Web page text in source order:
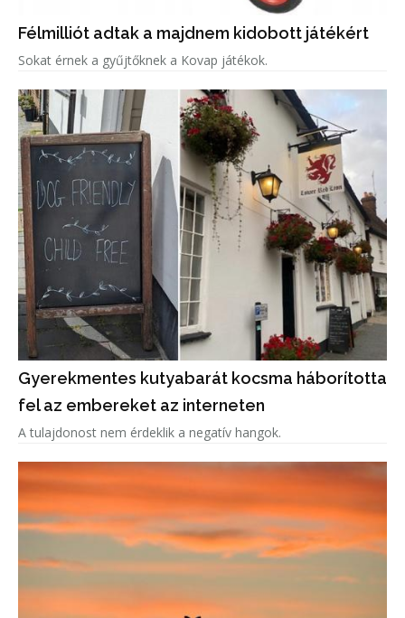
Félmilliót adtak a majdnem kidobott játékért
Sokat érnek a gyűjtőknek a Kovap játékok.
Gyerekmentes kutyabarát kocsma háborította
fel az embereket az interneten
A tulajdonost nem érdeklik a negatív hangok.